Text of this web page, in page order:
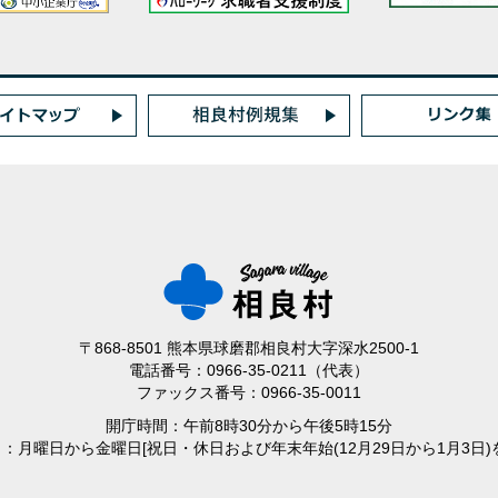
〒868-8501 熊本県球磨郡相良村大字深水2500-1
電話番号：0966-35-0211（代表）
ファックス番号：0966-35-0011
開庁時間：午前8時30分から午後5時15分
月曜日から金曜日 [祝日・休日および年末年始(12月29日から1月3日)